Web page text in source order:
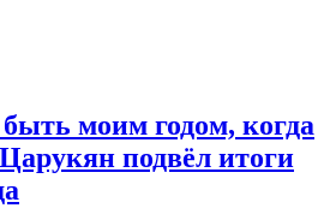
моим годом, когда
подвёл итоги